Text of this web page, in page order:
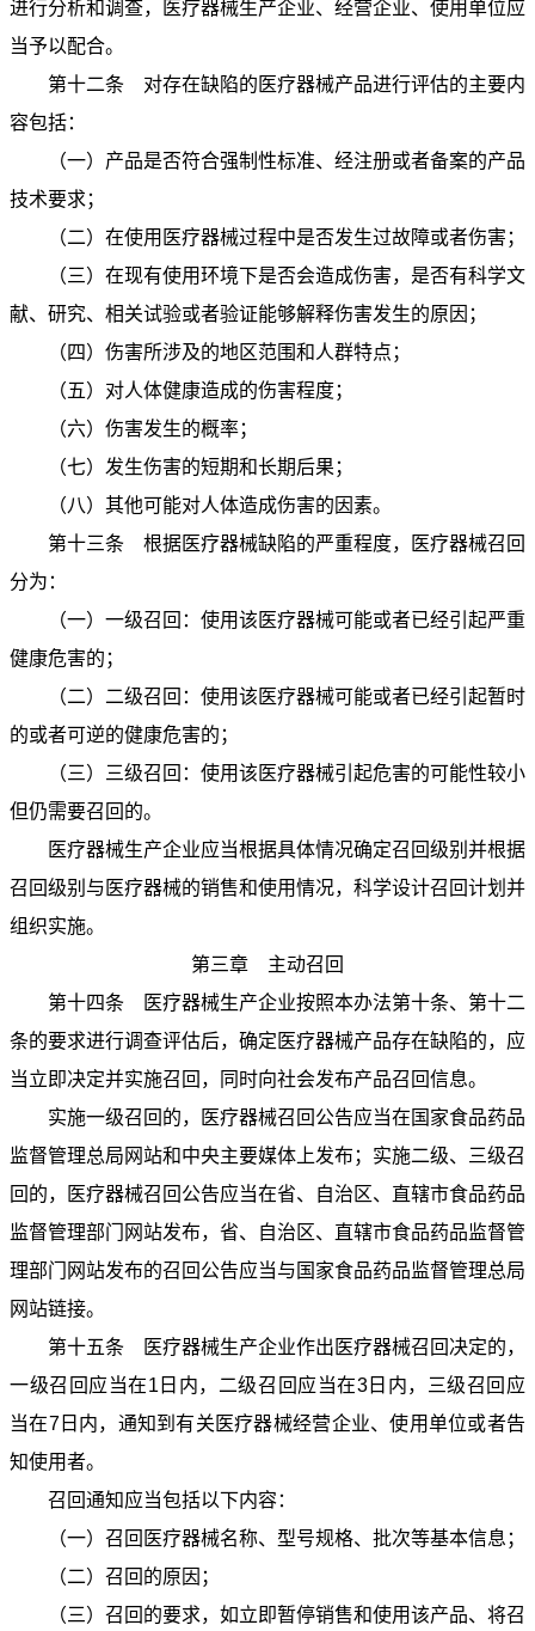
进行分析和调查，医疗器械生产企业、经营企业、使用单位应
当予以配合。
第十二条 对存在缺陷的医疗器械产品进行评估的主要内
容包括：
（一）产品是否符合强制性标准、经注册或者备案的产品
技术要求；
（二）在使用医疗器械过程中是否发生过故障或者伤害；
（三）在现有使用环境下是否会造成伤害，是否有科学文
献、研究、相关试验或者验证能够解释伤害发生的原因；
（四）伤害所涉及的地区范围和人群特点；
（五）对人体健康造成的伤害程度；
（六）伤害发生的概率；
（七）发生伤害的短期和长期后果；
（八）其他可能对人体造成伤害的因素。
第十三条 根据医疗器械缺陷的严重程度，医疗器械召回
分为：
（一）一级召回：使用该医疗器械可能或者已经引起严重
健康危害的；
（二）二级召回：使用该医疗器械可能或者已经引起暂时
的或者可逆的健康危害的；
（三）三级召回：使用该医疗器械引起危害的可能性较小
但仍需要召回的。
医疗器械生产企业应当根据具体情况确定召回级别并根据
召回级别与医疗器械的销售和使用情况，科学设计召回计划并
组织实施。
第三章 主动召回
第十四条 医疗器械生产企业按照本办法第十条、第十二
条的要求进行调查评估后，确定医疗器械产品存在缺陷的，应
当立即决定并实施召回，同时向社会发布产品召回信息。
实施一级召回的，医疗器械召回公告应当在国家食品药品
监督管理总局网站和中央主要媒体上发布；实施二级、三级召
回的，医疗器械召回公告应当在省、自治区、直辖市食品药品
监督管理部门网站发布，省、自治区、直辖市食品药品监督管
理部门网站发布的召回公告应当与国家食品药品监督管理总局
网站链接。
第十五条 医疗器械生产企业作出医疗器械召回决定的，
一级召回应当在1日内，二级召回应当在3日内，三级召回应
当在7日内，通知到有关医疗器械经营企业、使用单位或者告
知使用者。
召回通知应当包括以下内容：
（一）召回医疗器械名称、型号规格、批次等基本信息；
（二）召回的原因；
（三）召回的要求，如立即暂停销售和使用该产品、将召